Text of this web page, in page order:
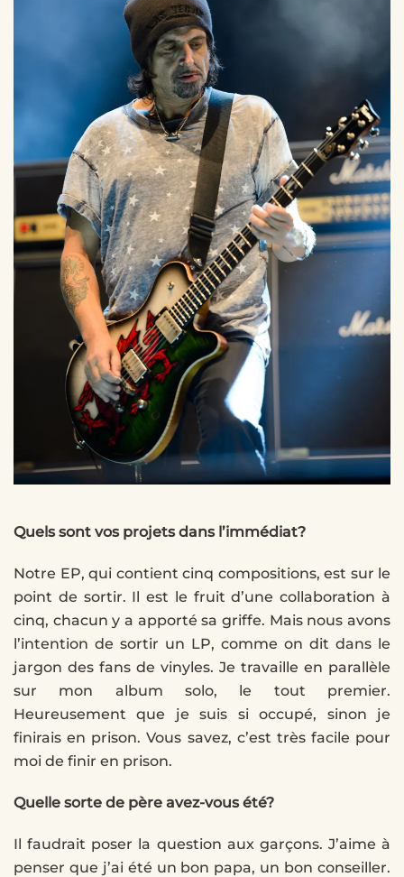
Quels sont vos projets dans l’immédiat?
Notre EP, qui contient cinq compositions, est sur le
point de sortir. Il est le fruit d’une collaboration à
cinq, chacun y a apporté sa griffe. Mais nous avons
l’intention de sortir un LP, comme on dit dans le
jargon des fans de vinyles. Je travaille en parallèle
sur mon album solo, le tout premier.
Heureusement que je suis si occupé, sinon je
finirais en prison. Vous savez, c’est très facile pour
moi de finir en prison.
Quelle sorte de père avez-vous été?
Il faudrait poser la question aux garçons. J’aime à
penser que j’ai été un bon papa, un bon conseiller.